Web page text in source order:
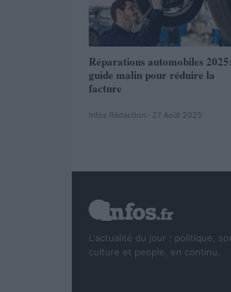
Réparations automobiles
guide malin pour réduire la
facture
Infos Rédaction · 27 Août 2025
L'actualité du jour : politique,
culture et people, en continu.